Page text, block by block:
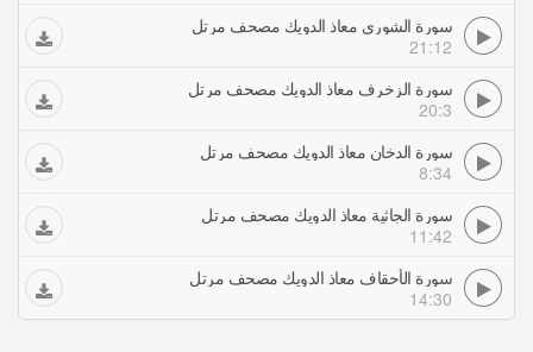
سورة الشورى معاذ الدويك مصحف مرتل
21:12
سورة الزخرف معاذ الدويك مصحف مرتل
20:3
سورة الدخان معاذ الدويك مصحف مرتل
8:34
سورة الجاثية معاذ الدويك مصحف مرتل
11:42
سورة الأحقاف معاذ الدويك مصحف مرتل
14:30